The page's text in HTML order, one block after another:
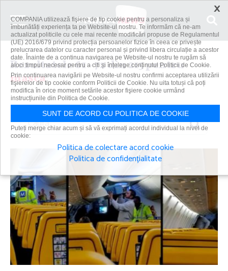
Rezultatele 61 - 72 din 215 pentru
masca
Caută
×
COMPANIA utilizează fişiere de tip cookie pentru a personaliza și
îmbunătăți experiența ta pe Website-ul nostru. Te informăm că ne-am
actualizat politicile cu cele mai recente modificări propuse de Regulamentul
(UE) 2016/679 privind protecția persoanelor fizice în ceea ce privește
prelucrarea datelor cu caracter personal și privind libera circulație a acestor
date. Înainte de a continua navigarea pe Website-ul nostru te rugăm să
aloci timpul necesar pentru a citi și înțelege conținutul Politicii de Cookie.
Prin continuarea navigării pe Website-ul nostru confirmi acceptarea utilizării
fişierelor de tip cookie conform Politicii de Cookie. Nu uita totuși că poți
modifica în orice moment setările acestor fişiere cookie urmând
instrucțiunile din Politica de Cookie.
SUNT DE ACORD CU POLITICA DE COOKIE
Puteți merge chiar acum și să vă exprimați acordul individual la nivel de
cookie:
Politica de colectare acord cookie
Politica de confidențialitate